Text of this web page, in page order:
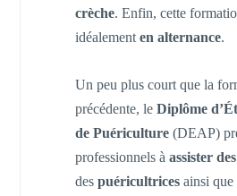
crèche. Enfin, cette
idéalement en alternance.
Un peu plus court que la
précédente, le Diplôme
de Puériculture(DEAP)
professionnels à assister des
des puéricultrices ainsi que